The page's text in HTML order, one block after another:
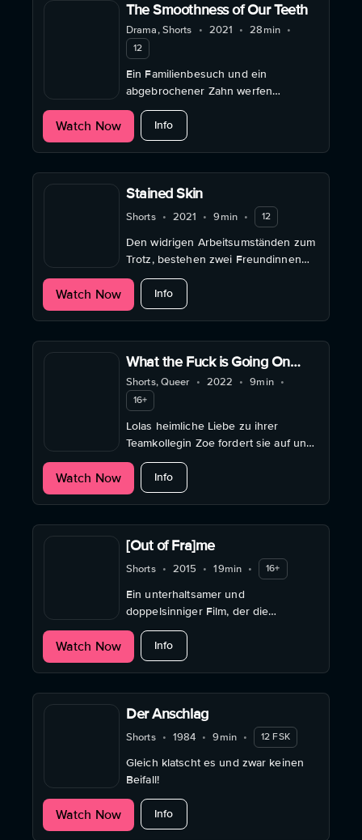
The Smoothness of Our Teeth
Drama, Shorts • 2021 • 28min •
12
Ein Familienbesuch und ein
abgebrochener Zahn werfen
universelle Fragen über Identität,
Herkunft und Lebensentscheidungen
auf.
Watch Now Infoabout The Smoothness of Our Teeth
Stained Skin
Shorts • 2021 • 9min • 12
Den widrigen Arbeitsumständen zum
Trotz, bestehen zwei Freundinnen
mit der Kraft ihrer Phantasie und
ihres Willens.
Watch Now Infoabout Stained Skin
What the Fuck is Going On
Between Us, Fuck?
Shorts, Queer • 2022 • 9min •
16+
Lolas heimliche Liebe zu ihrer
Teamkollegin Zoe fordert sie auf und
neben dem Fußballplatz heraus. Wird
sie punkten oder ihre Chance
verspielen?
Watch Now Infoabout What the Fuck is Going On
[Out of Fra]me
Shorts • 2015 • 19min • 16+
Ein unterhaltsamer und
doppelsinniger Film, der die
Verbindung zwischen filmischer
Kunst und menschlicher Erfahrung
beleuchtet.
Watch Now Infoabout [Out of Fra]me
Der Anschlag
Shorts • 1984 • 9min • 12 FSK
Gleich klatscht es und zwar keinen
Beifall!
Watch Now Infoabout Der Anschlag